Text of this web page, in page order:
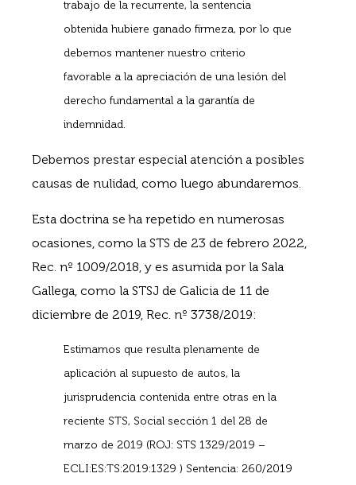
trabajo de la recurrente, la sentencia
obtenida hubiere ganado firmeza, por lo que
debemos mantener nuestro criterio
favorable a la apreciación de una lesión del
derecho fundamental a la garantía de
indemnidad.
Debemos prestar especial atención a posibles
causas de nulidad, como luego abundaremos.
Esta doctrina se ha repetido en numerosas
ocasiones, como la STS de 23 de febrero 2022,
Rec. nº 1009/2018, y es asumida por la Sala
Gallega, como la STSJ de Galicia de 11 de
diciembre de 2019, Rec. nº 3738/2019:
Estimamos que resulta plenamente de
aplicación al supuesto de autos, la
jurisprudencia contenida entre otras en la
reciente STS, Social sección 1 del 28 de
marzo de 2019 (ROJ: STS 1329/2019 –
ECLI:ES:TS:2019:1329 ) Sentencia: 260/2019